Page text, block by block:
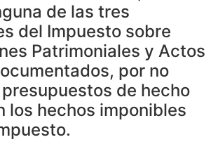
de las tres
del Impuesto sobre
Patrimoniales y Actos
por no
de hecho
los hechos imponibles